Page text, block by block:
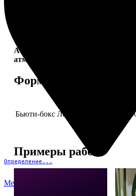
Определение...
Меню
себе. Это коллекция продуктов,
идеальное настроение и
Aura Project by
—
атмосферу!
Форматы и цены
Услуга
Бьюти-бокс Леди Mail "Весна"
Примеры работ